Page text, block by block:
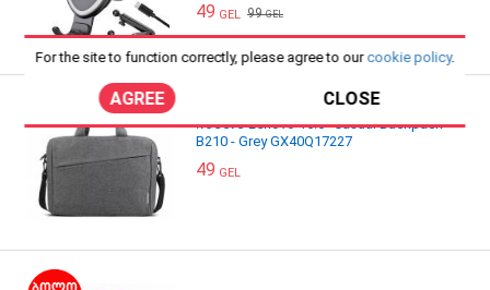
49 GEL 99GEL
ჩანთა Lenovo 15.6" Casual Backpack
B210 - Grey GX40Q17227
49 GEL
For the site to function correctly, please agree to our cookie policy.
AGREE CLOSE